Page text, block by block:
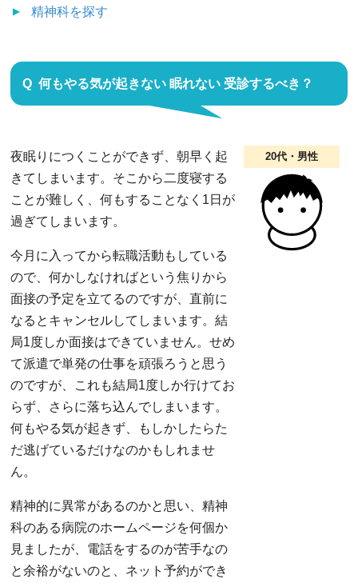
精神科を探す
何もやる気が起きない 眠れない 受診するべき？
20代・男性
夜眠りにつくことができず、朝早く起
きてしまいます。そこから二度寝する
ことが難しく、何もすることなく1日が
過ぎてしまいます。
今月に入ってから転職活動もしている
ので、何かしなければという焦りから
面接の予定を立てるのですが、直前に
なるとキャンセルしてしまいます。結
局1度しか面接はできていません。せめ
て派遣で単発の仕事を頑張ろうと思う
のですが、これも結局1度しか行けてお
らず、さらに落ち込んでしまいます。
何もやる気が起きず、もしかしたらた
だ逃げているだけなのかもしれませ
ん。
精神的に異常があるのかと思い、精神
科のある病院のホームページを何個か
見ましたが、電話をするのが苦手なの
と余裕がないのと、ネット予約ができ